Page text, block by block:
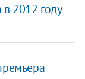
2012 году